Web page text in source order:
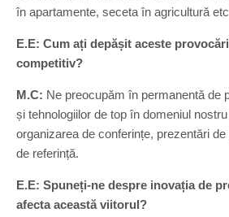
în apartamente, seceta în agricultură
E.E: Cum ați depășit aceste
competitiv?
M.C: Ne preocupăm în permanentă de
și tehnologiilor de top în domeniul
organizarea de conferințe, prezentări
de referință.
E.E: Spuneți-ne despre inovația de
afecta această viitorul?